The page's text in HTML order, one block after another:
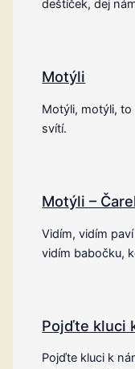
deštíček, dej
Motýli
Motýli, motýli, to
svítí.
Motýli –
Vidím, vidím
vidím babočku,
Pojďte kluci
Pojďte kluci k